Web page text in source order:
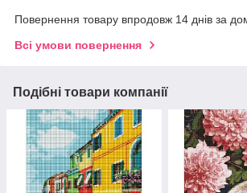
Повернення товару впродовж 14 днів за
Всі умови повернення
Подібні товари компанії